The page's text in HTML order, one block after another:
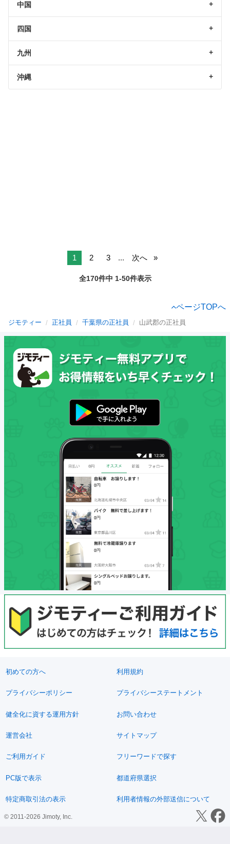
中国
四国
九州
沖縄
1 2 3 ... 次へ
全170件中 1-50件表示
ページTOPへ
ジモティー 正社員 千葉県の正社員 山武郡の正社員
初めての方へ 利用規約
プライバシーポリシー プライバシーステートメント
健全化に資する運用方針 お問い合わせ
運営会社 サイトマップ
ご利用ガイド フリーワードで探す
PC版で表示 都道府県選択
特定商取引法の表示 利用者情報の外部送信について
© 2011-2026 Jimoty, Inc.